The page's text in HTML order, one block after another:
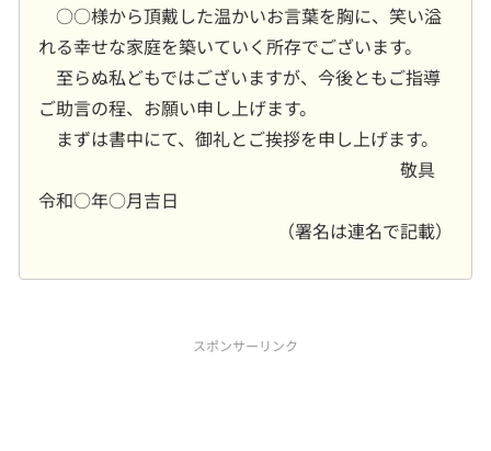
○○様から頂戴した温かいお言葉を胸に、笑い溢
れる幸せな家庭を築いていく所存でございます。
至らぬ私どもではございますが、今後ともご指導
ご助言の程、お願い申し上げます。
まずは書中にて、御礼とご挨拶を申し上げます。
敬具
令和○年○月吉日
（署名は連名で記載）
スポンサーリンク